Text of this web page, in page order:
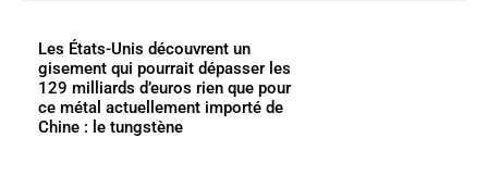
Les États-Unis découvrent un
gisement qui pourrait dépasser les
129 milliards d’euros rien que pour
ce métal actuellement importé de
Chine : le tungstène